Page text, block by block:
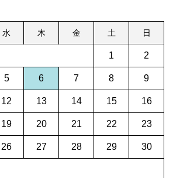
水 木 金 土 日
1 2
5 6 7 8 9
12 13 14 15 16
19 20 21 22 23
26 27 28 29 30